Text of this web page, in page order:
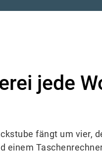
jede
fängt um vier,